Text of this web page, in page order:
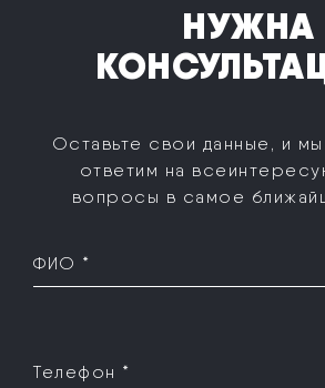
НУЖНА
Оставьте свои данные, и
ответим на все
вопросы в самое
ФИО *
Телефон *